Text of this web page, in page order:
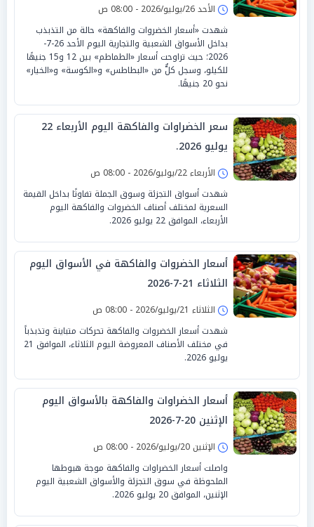
الأحد 26/يوليو/2026 - 08:00 ص
شهدت «أسعار الخضروات والفاكهة» حالة من التذبذب
بداخل الأسواق الشعبية والتجارية اليوم الأحد 26-7-
2026؛ حيث تراوحت أسعار «الطماطم» بين 12 و15 جنيهًا
للكيلو، وسجل كلٌّ من «البطاطس» و«الكوسة» و«الخيار»
نحو 20 جنيهًا.
سعر الخضراوات والفاكهة اليوم الأربعاء 22
يوليو 2026.
الأربعاء 22/يوليو/2026 - 08:00 ص
شهدت أسواق التجزئة وسوق الجملة تفاوتًا بداخل القيمة
السعرية لمختلف أصناف الخضروات والفاكهة اليوم
الأربعاء، الموافق 22 يوليو 2026.
أسعار الخضروات والفاكهة في الأسواق اليوم
الثلاثاء 21-7-2026
الثلاثاء 21/يوليو/2026 - 08:00 ص
شهدت أسعار الخضروات والفاكهة تحركات متباينة وتذبذباً
في مختلف الأصناف المعروضة اليوم الثلاثاء، الموافق 21
يوليو 2026.
أسعار الخضراوات والفاكهة بالأسواق اليوم
الإثنين 20-7-2026
الإثنين 20/يوليو/2026 - 08:00 ص
واصلت أسعار الخضراوات والفاكهة موجة هبوطها
الملحوظة في سوق التجزئة والأسواق الشعبية اليوم
الإثنين، الموافق 20 يوليو 2026.